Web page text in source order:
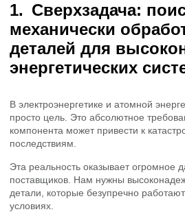
Сверхзадача:
механически
деталей для
энергетических
В электроэнергетике и атомной
просто цель. Это абсолютное
компонента может привести к
последствиям.
Эта реальность оказывает огромное
поставщиков. Нам нужны
детали, которые безупречно
условиях.